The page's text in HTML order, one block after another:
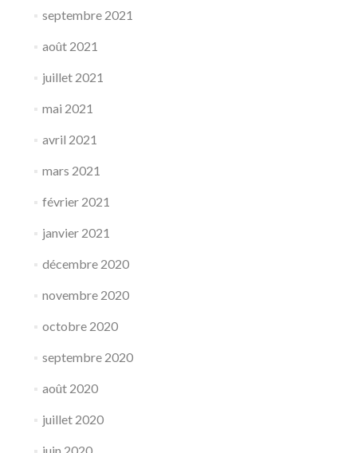
septembre 2021
août 2021
juillet 2021
mai 2021
avril 2021
mars 2021
février 2021
janvier 2021
décembre 2020
novembre 2020
octobre 2020
septembre 2020
août 2020
juillet 2020
juin 2020